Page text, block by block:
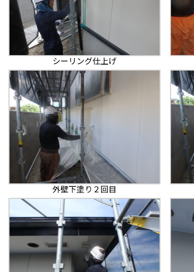
シーリング仕上げ
外壁下塗り２回目